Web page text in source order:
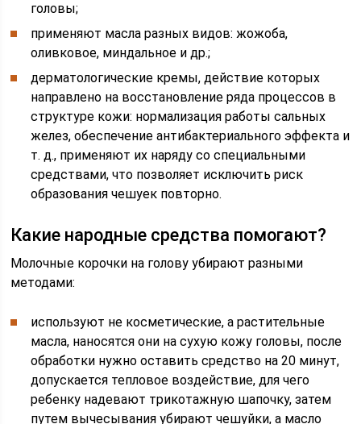
головы;
применяют масла разных видов: жожоба,
оливковое, миндальное и др.;
дерматологические кремы, действие которых
направлено на восстановление ряда процессов в
структуре кожи: нормализация работы сальных
желез, обеспечение антибактериального эффекта и
т. д., применяют их наряду со специальными
средствами, что позволяет исключить риск
образования чешуек повторно.
Какие народные средства помогают?
Молочные корочки на голову убирают разными
методами:
используют не косметические, а растительные
масла, наносятся они на сухую кожу головы, после
обработки нужно оставить средство на 20 минут,
допускается тепловое воздействие, для чего
ребенку надевают трикотажную шапочку, затем
путем вычесывания убирают чешуйки, а масло